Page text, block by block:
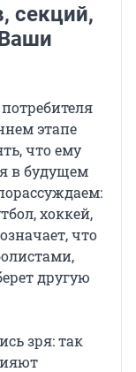
секций,
этапе
что ему
в будущем
хоккей,
что
другую
зря: так